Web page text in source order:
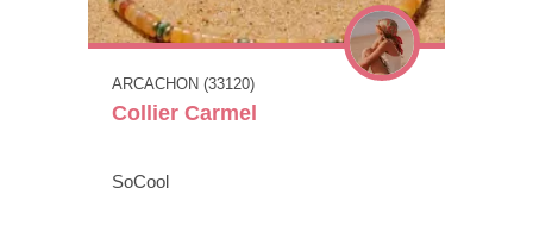
ARCACHON (33120)
Collier Carmel
SoCool